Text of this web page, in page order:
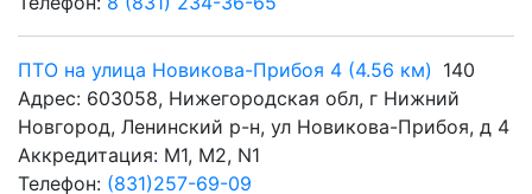
ПТО на улица Новикова-Прибоя 4 (4.56 км) 140
Адрес: 603058, Нижегородская обл, г Нижний
Новгород, Ленинский р-н, ул Новикова-Прибоя, д 4
Аккредитация: M1, M2, N1
Телефон: (831)257-69-09